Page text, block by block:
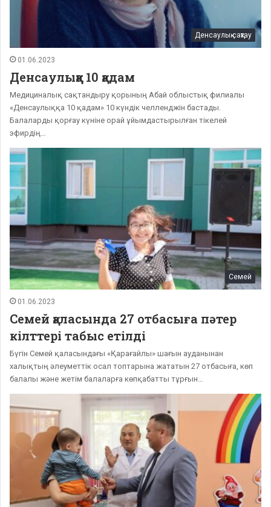
Денсаулық сақтау
01.06.2023
Денсаулыққа 10 қадам
Медициналық сақтандыру қорының Абай облыстық филиалы
«Денсаулыққа 10 қадам» 10 күндік челленджін бастады.
Балаларды қорғау күніне орай ұйымдастырылған тікелей
эфирдің…
Семей
01.06.2023
Семей қаласында 27 отбасыға пәтер
кілттері табыс етілді
Бүгін Семей қаласындағы «Қарағайлы» шағын ауданынан
халықтың әлеуметтік осал топтарына жататын 27 отбасыға, көп
балалы және жетім балаларға көпқабатты тұрғын…